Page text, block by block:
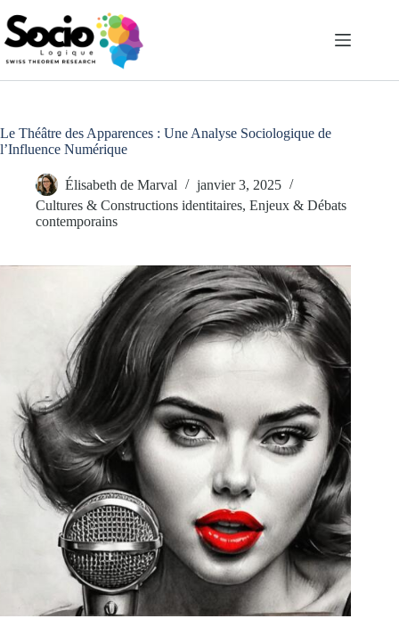
au
contenu
Le Théâtre des Apparences : Une Analyse Sociologique de
l’Influence Numérique
Élisabeth de Marval
janvier 3, 2025
Cultures & Constructions identitaires, Enjeux & Débats
contemporains